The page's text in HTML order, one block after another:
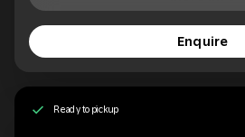
Enquire
Ready to pickup